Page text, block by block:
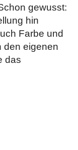
gewusst:
hin
Farbe und
den eigenen
das